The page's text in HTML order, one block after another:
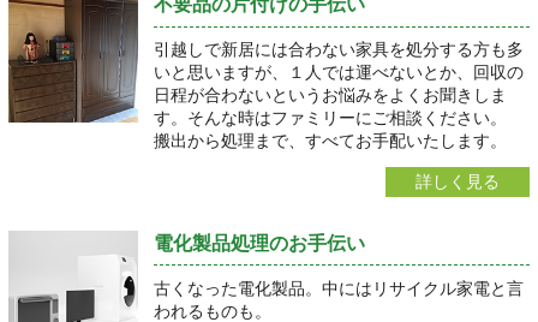
不要品の片付けの手伝い
引越しで新居には合わない家具を処分する方も多
いと思いますが、１人では運べないとか、回収の
日程が合わないというお悩みをよくお聞きしま
す。そんな時はファミリーにご相談ください。
搬出から処理まで、すべてお手配いたします。
詳しく見る
電化製品処理のお手伝い
古くなった電化製品。中にはリサイクル家電と言
われるものも。